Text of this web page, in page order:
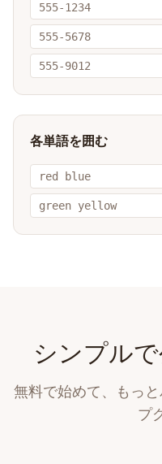
555-1234
555-5678
555-9012
各単語を囲む
red blue
green yellow
シンプル
無料で始めて、もっ
プ